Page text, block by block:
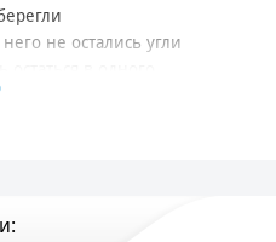
не остались угли
что нету выхода здесь больше